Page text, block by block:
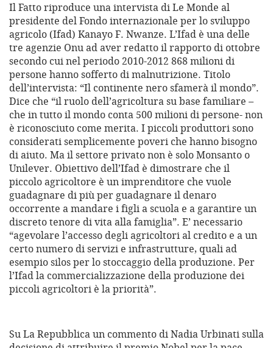
Il Fatto riproduce una intervista di Le Monde al
presidente del Fondo internazionale per lo sviluppo
agricolo (Ifad) Kanayo F. Nwanze. L’Ifad è una delle
tre agenzie Onu ad aver redatto il rapporto di ottobre
secondo cui nel periodo 2010-2012 868 milioni di
persone hanno sofferto di malnutrizione. Titolo
dell’intervista: “Il continente nero sfamerà il mondo”.
Dice che “il ruolo dell’agricoltura su base familiare –
che in tutto il mondo conta 500 milioni di persone- non
è riconosciuto come merita. I piccoli produttori sono
considerati semplicemente poveri che hanno bisogno
di aiuto. Ma il settore privato non è solo Monsanto o
Unilever. Obiettivo dell’Ifad è dimostrare che il
piccolo agricoltore è un imprenditore che vuole
guadagnare di più per guadagnare il denaro
occorrente a mandare i figli a scuola e a garantire un
discreto tenore di vita alla famiglia”. E’ necessario
“agevolare l’accesso degli agricoltori al credito e a un
certo numero di servizi e infrastrutture, quali ad
esempio silos per lo stoccaggio della produzione. Per
l’Ifad la commercializzazione della produzione dei
piccoli agricoltori è la priorità”.
Su La Repubblica un commento di Nadia Urbinati sulla